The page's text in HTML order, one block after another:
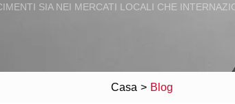
SIA NEI MERCATI LOCALI CHE
Casa > Blog